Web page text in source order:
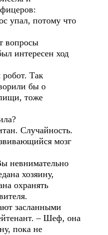
упал, потому что
вопросы
интересен ход
Так
бы о
тоже
Случайность.
мозг
невнимательно
хозяину,
охранять
засланными
– Шеф, она
пока не